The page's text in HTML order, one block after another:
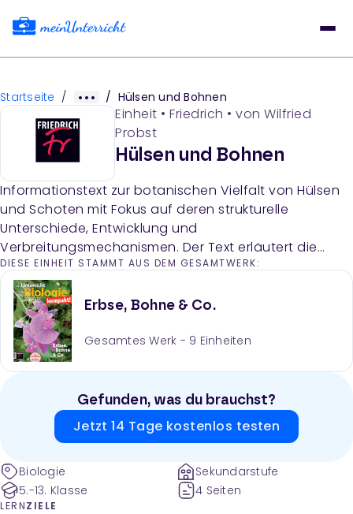
Startseite / / Hülsen und Bohnen
Einheit • Friedrich • von Wilfried
Probst
Hülsen und Bohnen
Informationstext zur botanischen Vielfalt von Hülsen
und Schoten mit Fokus auf deren strukturelle
Unterschiede, Entwicklung und
Verbreitungsmechanismen. Der Text erläutert die
Unterscheidung zwischen Hülsen und Schoten sowie
Besonderheiten bei verschiedenen Pflanzenarten wie
Erdnuss, Röhrenkassie und Johannisbrotbaum.
DIESE EINHEIT STAMMT AUS DEM GESAMTWERK:
Erbse, Bohne & Co.
Gesamtes Werk - 9 Einheiten
Gefunden, was du brauchst?
Jetzt 14 Tage kostenlos testen
Biologie
5.-13. Klasse
Sekundarstufe
4 Seiten
LERNZIELE